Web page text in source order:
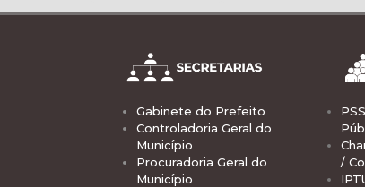
Gabinete do Prefeito
Controladoria Geral do
Município
Procuradoria Geral do
Município
/